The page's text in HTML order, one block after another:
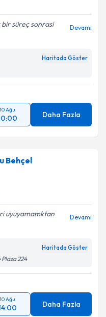
bir süreç sonrasi
Devamı
Haritada Göster
10 Ağu
Daha Fazla
Behçel
uyuyamamktan
Devamı
Haritada Göster
224
10 Ağu
Daha Fazla